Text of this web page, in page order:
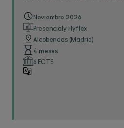
Noviembre 2026
Presencialy Hyflex
Alcobendas (Madrid)
4 meses
6 ECTS